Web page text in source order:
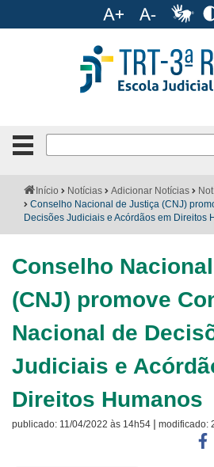
Ir para o menu Ir
Português
Botão
de
clique
para
abrir
fechar
menu
Institucional
Formulários
Calendário
Cursos
Publicações
Notícias
Contato
Você
está
aqui:
Início Notícias Adicionar Notícias
Conselho Nacional de Justiça (CNJ)
Decisões Judiciais e Acórdãos em Direitos
Conselho
(CNJ) promove
Nacional de
Judiciais e
Direitos Humanos
publicado: 11/04/2022 às 14h54 | modificado: